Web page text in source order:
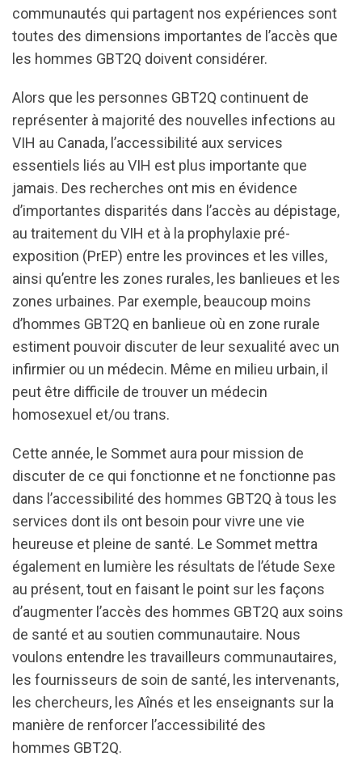
communautés qui partagent nos expériences sont
toutes des dimensions importantes de l’accès que
les hommes GBT2Q doivent considérer.
Alors que les personnes GBT2Q continuent de
représenter à majorité des nouvelles infections au
VIH au Canada, l’accessibilité aux services
essentiels liés au VIH est plus importante que
jamais. Des recherches ont mis en évidence
d’importantes disparités dans l’accès au dépistage,
au traitement du VIH et à la prophylaxie pré-
exposition (PrEP) entre les provinces et les villes,
ainsi qu’entre les zones rurales, les banlieues et les
zones urbaines. Par exemple, beaucoup moins
d’hommes GBT2Q en banlieue où en zone rurale
estiment pouvoir discuter de leur sexualité avec un
infirmier ou un médecin. Même en milieu urbain, il
peut être difficile de trouver un médecin
homosexuel et/ou trans.
Cette année, le Sommet aura pour mission de
discuter de ce qui fonctionne et ne fonctionne pas
dans l’accessibilité des hommes GBT2Q à tous les
services dont ils ont besoin pour vivre une vie
heureuse et pleine de santé. Le Sommet mettra
également en lumière les résultats de l’étude Sexe
au présent, tout en faisant le point sur les façons
d’augmenter l’accès des hommes GBT2Q aux soins
de santé et au soutien communautaire. Nous
voulons entendre les travailleurs communautaires,
les fournisseurs de soin de santé, les intervenants,
les chercheurs, les Aînés et les enseignants sur la
manière de renforcer l’accessibilité des
hommes GBT2Q.